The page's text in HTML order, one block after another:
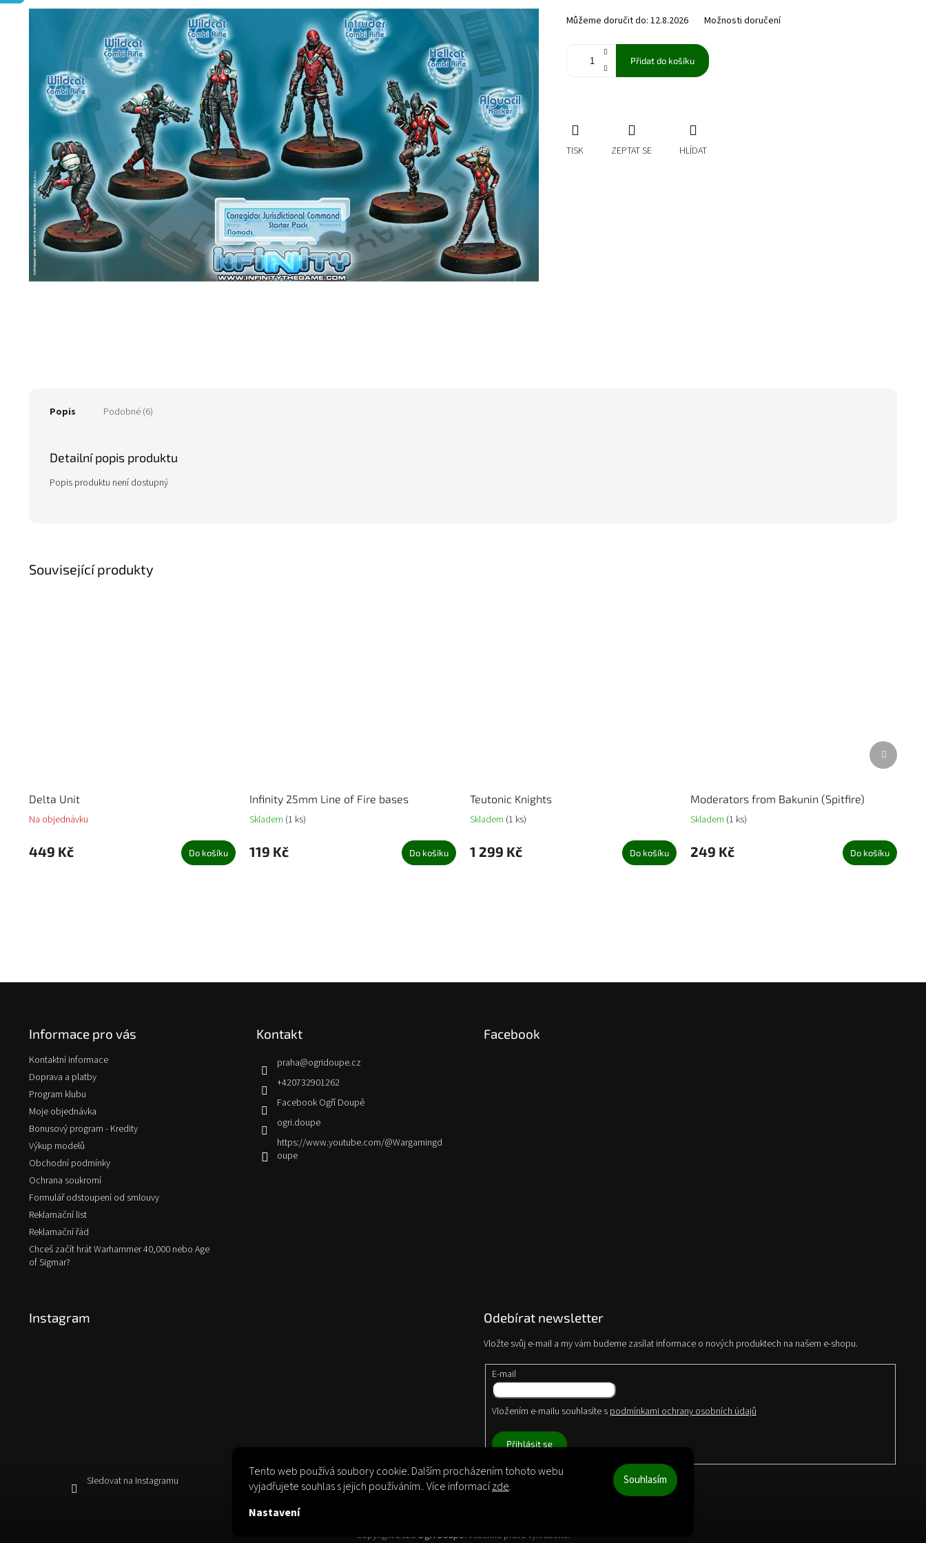
Tento web používá soubory cookie. Dalším procházením tohoto webu
vyjadřujete souhlas s jejich používáním.. Více informacízde.
Nastavení
Souhlasím
Můžeme doručit do: 12.8.2026 Možnosti doručení
Přidat do košíku
TISK ZEPTAT SE HLÍDAT
Související produkty
Delta Unit
Na objednávku
449 Kč Do košíku
Infinity 25mm Line of Fire bases
Skladem (1 ks)
119 Kč Do košíku
Teutonic Knights
Skladem (1 ks)
1 299 Kč Do košíku
Moderators from Bakunin (Spitfire)
Skladem (1 ks)
249 Kč Do košíku
Další
produkt
Popis Podobné (6)
Detailní popis produktu
Popis produktu není dostupný
Informace pro vás
Kontaktní informace
Doprava a platby
Program klubu
Moje objednávka
Bonusový program - Kredity
Výkup modelů
Obchodní podmínky
Ochrana soukromí
Formulář odstoupení od smlouvy
Reklamační list
Reklamační řád
Chceš začít hrát Warhammer 40,000 nebo Age
of Sigmar?
Kontakt
praha@ogridoupe.cz
+420732901262
Facebook Ogří Doupě
ogri.doupe
https://www.youtube.com/@Wargamingd
oupe
Facebook
Instagram
Sledovat na Instagramu
Odebírat newsletter
Vložte svůj e-mail a my vám budeme zasílat informace o nových produktech na našem e-shopu.
E-mail
Vložením e-mailu souhlasíte spodmínkami ochrany osobních údajů
Přihlásit se
Copyright 2026 Ogří Doupě. Všechna práva vyhrazena.